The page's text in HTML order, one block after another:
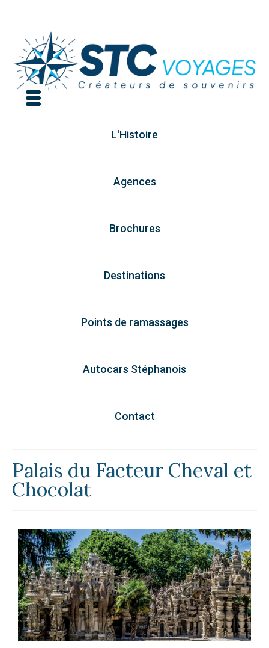
L'Histoire
Agences
Brochures
Destinations
Points de ramassages
Autocars Stéphanois
Contact
Palais du Facteur Cheval et
Chocolat